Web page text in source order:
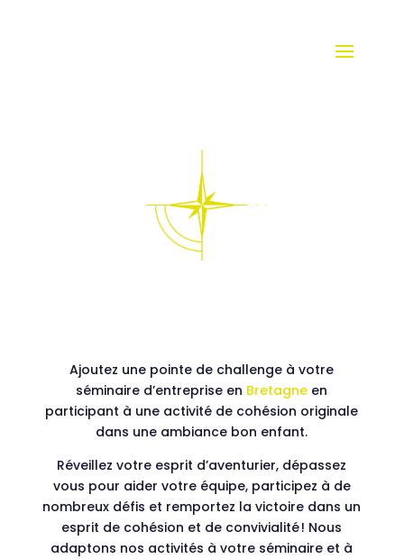
Ajoutez une pointe de challenge à votre
séminaire d’entreprise en Bretagne en
participant à une activité de cohésion originale
dans une ambiance bon enfant.
Réveillez votre esprit d’aventurier, dépassez
vous pour aider votre équipe, participez à de
nombreux défis et remportez la victoire dans un
esprit de cohésion et de convivialité ! Nous
adaptons nos activités à votre séminaire et à